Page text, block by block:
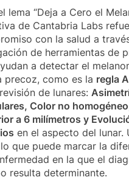
lema “Deja a Cero el
de Cantabria Labs
con la salud a
de herramientas de
a detectar el
precoz, como es la regla
de lunares:
Color no
a 6 milímetros y
en el aspecto del lunar.
que puede marcar la
en la que el
resulta determinante.